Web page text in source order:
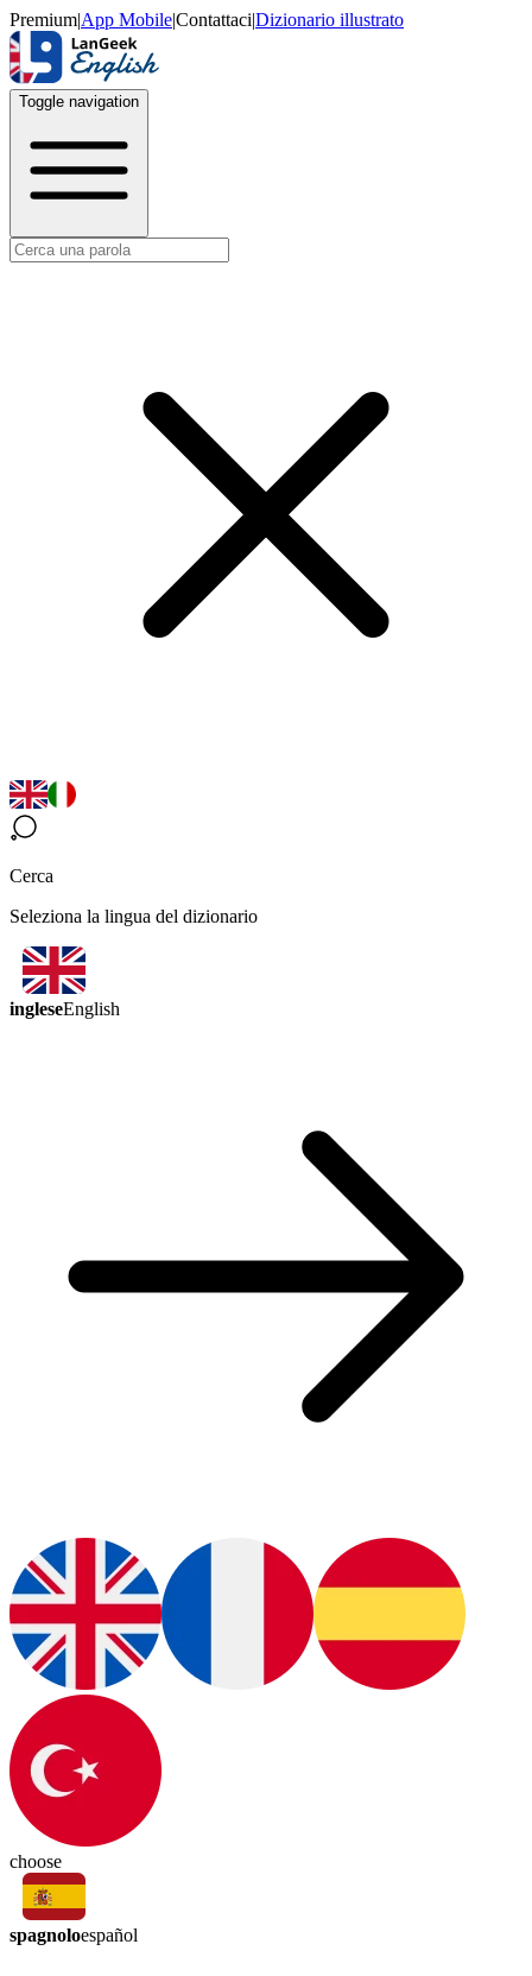
Premium|App Mobile|Contattaci|Dizionario illustrato
Toggle navigation
Cerca
Seleziona la lingua del dizionario
ingleseEnglish
choose
spagnoloespañol